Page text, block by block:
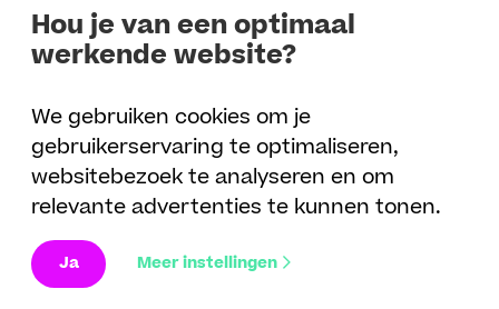
Meer informatie is hierte vinden.
Groningen
Looptijd: juni 2023 – december 2025
Het effect van mindfulness
gebaseerde cognitieve therapie
Hou je van een optimaal
werkende website?
We gebruiken cookies om je
gebruikerservaring te optimaliseren,
websitebezoek te analyseren en om
relevante advertenties te kunnen tonen.
Ja Meer instellingen